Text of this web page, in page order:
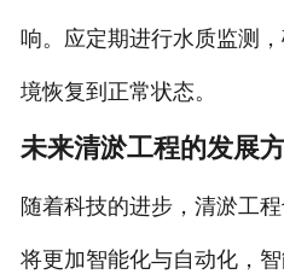
响。应定期进行水质监测
境恢复到正常状态。
未来清淤工程的发展
随着科技的进步，清淤工
将更加智能化与自动化，